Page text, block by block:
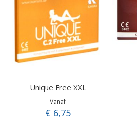
Unique Free XXL
Vanaf
€ 6,75